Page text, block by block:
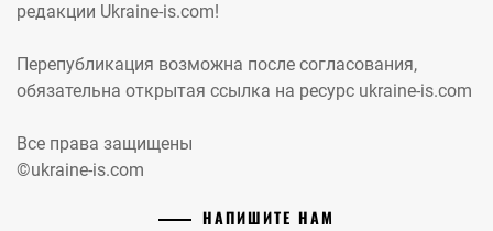
редакции Ukraine-is.com!
Перепубликация возможна после согласования,
обязательна открытая ссылка на ресурс ukraine-is.com
Все права защищены
©ukraine-is.com
НАПИШИТЕ НАМ